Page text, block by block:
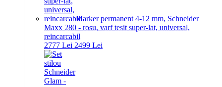
Marker permanent 4-12 mm, Schneider
Maxx 280 - rosu, varf tesit super-lat, universal,
reincarcabil
2777 Lei 2499 Lei